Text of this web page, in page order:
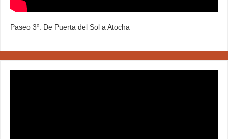
Paseo 3º: De Puerta del Sol a Atocha